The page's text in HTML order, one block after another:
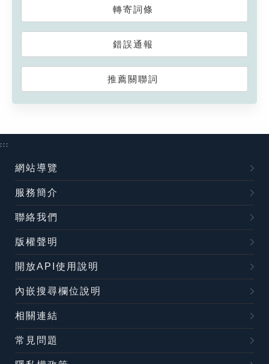
轉寄詞條
錯誤通報
推薦關聯詞
:::
網站導覽
服務簡介
聯絡我們
版權聲明
開放API使用說明
內嵌搜尋欄位說明
相關連結
常見問題